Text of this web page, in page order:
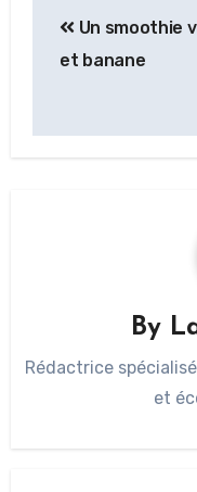
Un smoothie
et banane
By
Rédactrice
et